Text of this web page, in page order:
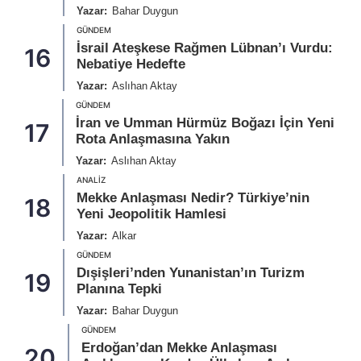
Yazar: Bahar Duygun
16
GÜNDEM
İsrail Ateşkese Rağmen Lübnan’ı Vurdu:
Nebatiye Hedefte
Yazar: Aslıhan Aktay
17
GÜNDEM
İran ve Umman Hürmüz Boğazı İçin Yeni
Rota Anlaşmasına Yakın
Yazar: Aslıhan Aktay
18
ANALIZ
Mekke Anlaşması Nedir? Türkiye’nin
Yeni Jeopolitik Hamlesi
Yazar: Alkar
19
GÜNDEM
Dışişleri’nden Yunanistan’ın Turizm
Planına Tepki
Yazar: Bahar Duygun
GÜNDEM
Erdoğan’dan Mekke Anlaşması